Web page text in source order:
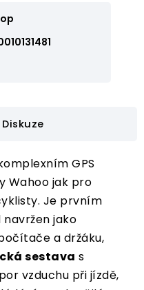
Diskuze
GPS
Wahoo jak pro
Je prvním
jako
a držáku,
sestava s
vzduchu při jízdě,